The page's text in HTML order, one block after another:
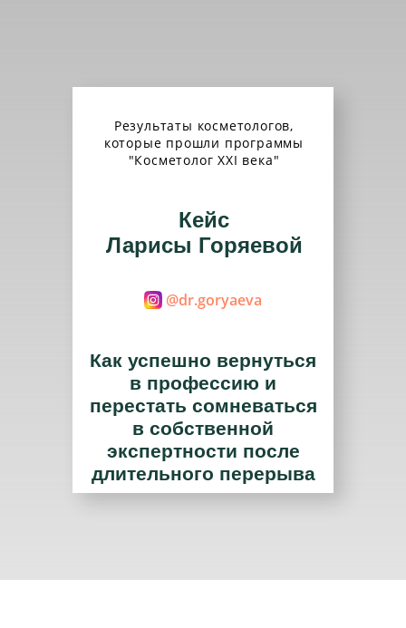
Кейс
Ларисы Горяевой
@dr.goryaeva
Результаты косметологов,
которые прошли программы
"Косметолог XXI века"
Как успешно вернуться
в профессию и
перестать сомневаться
в собственной
экспертности после
длительного перерыва